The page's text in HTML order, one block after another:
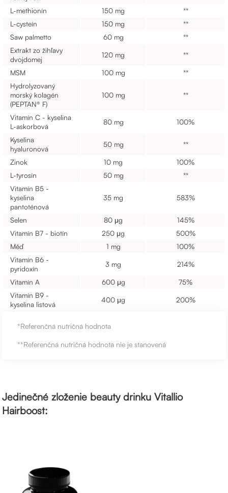
L-methionín 150 mg
**
L-cysteín
150 mg
**
Saw palmetto
60 mg
**
Extrakt zo žihľavy
dvojdomej
120 mg **
MSM 100 mg
**
Hydrolyzovaný
morský kolagén
(PEPTAN® F)
100 mg **
Vitamín C - kyselina
L-askorbová
80 mg 100%
Kyselina
hyaluronová
50 mg **
Zinok 10 mg
100%
L-tyrosín
50 mg
**
Vitamín B5 -
kyselina
pantoténová
35 mg 583%
Selen 80 μg
145%
Vitamín B7 - biotín
250 μg
500%
Měď
1 mg
100%
Vitamín B6 -
pyridoxín
3 mg 214%
Vitamín A 600 μg
75%
Vitamín B9 -
kyselina listová
400 μg 200%
*Referenčná nutričná hodnota
**Referenčná nutričná hodnota nie je stanovená
Jedinečné zloženie beauty drinku Vitallio
Hairboost: